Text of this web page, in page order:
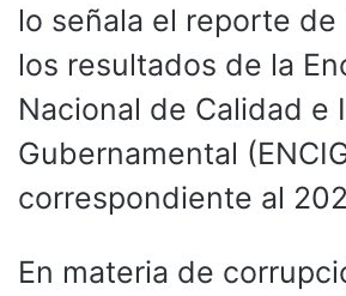
lo señala el reporte de
los resultados de la
Nacional de Calidad e
Gubernamental
correspondiente al
En materia de